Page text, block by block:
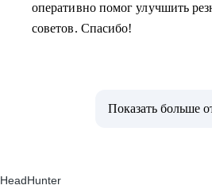
оперативно помог улучшить
советов. Спасибо!
Показать больше
HeadHunter